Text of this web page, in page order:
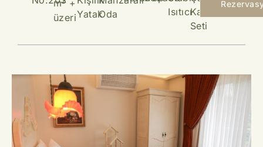
m
+
üzeriYatakOda
IsıtıcıKahve
Seti